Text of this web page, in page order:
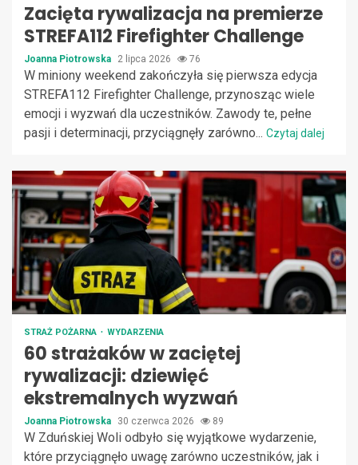
Zacięta rywalizacja na premierze
STREFA112 Firefighter Challenge
Joanna Piotrowska 2 lipca 2026 76
W miniony weekend zakończyła się pierwsza edycja
STREFA112 Firefighter Challenge, przynosząc wiele
emocji i wyzwań dla uczestników. Zawody te, pełne
pasji i determinacji, przyciągnęły zarówno... Czytaj dalej
STRAŻ POŻARNA WYDARZENIA
60 strażaków w zaciętej
rywalizacji: dziewięć
ekstremalnych wyzwań
Joanna Piotrowska 30 czerwca 2026 89
W Zduńskiej Woli odbyło się wyjątkowe wydarzenie,
które przyciągnęło uwagę zarówno uczestników, jak i